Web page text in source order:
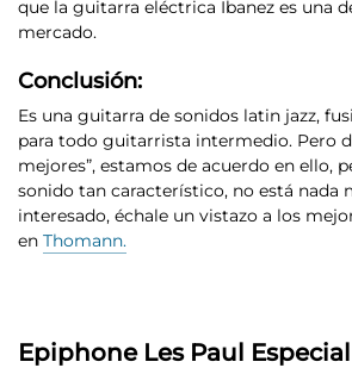
que la guitarra eléctrica Ibanez es una
mercado.
Conclusión:
Es una guitarra de sonidos latin jazz,
para todo guitarrista intermedio. Pero
mejores”, estamos de acuerdo en ello,
sonido tan característico, no está nada
interesado, échale un vistazo a los
en Thomann.
Epiphone Les Paul